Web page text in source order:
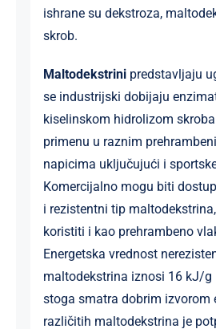
ishrane su dekstroza,
skrob.
Maltodekstrinipredstavljaju
se industrijski dobijaju
kiselinskom hidrolizom
primenu u raznim
napicima uključujući i
Komercijalno mogu biti
i rezistentni tip
koristiti i kao prehrambeno
Energetska vrednost
maltodekstrina iznosi 16 kJ/g
stoga smatra dobrim izvorom
različitih maltodekstrina je